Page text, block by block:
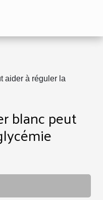
aider à réguler la
blanc peut